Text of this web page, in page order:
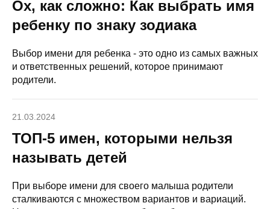
Ох, как сложно: Как выбрать имя
ребенку по знаку зодиака
Выбор имени для ребенка - это одно из самых важных
и ответственных решений, которое принимают
родители.
21.03.2024
ТОП-5 имен, которыми нельзя
называть детей
При выборе имени для своего малыша родители
сталкиваются с множеством вариантов и вариаций.